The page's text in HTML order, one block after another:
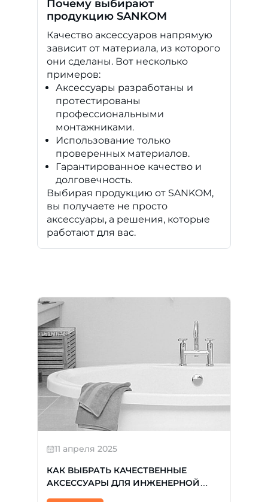
11 апреля 2025
КАК ВЫБРАТЬ КАЧЕСТВЕННЫЕ
АКСЕССУАРЫ ДЛЯ ИНЖЕНЕРНОЙ
Почему выбирают
продукцию SANKOM
Качество аксессуаров напрямую
зависит от материала, из которого
они сделаны. Вот несколько
примеров:
Аксессуары разработаны и
протестированы
профессиональными
монтажниками.
Использование только
проверенных материалов.
Гарантированное качество и
долговечность.
Выбирая продукцию от SANKOM,
вы получаете не просто
аксессуары, а решения, которые
работают для вас.